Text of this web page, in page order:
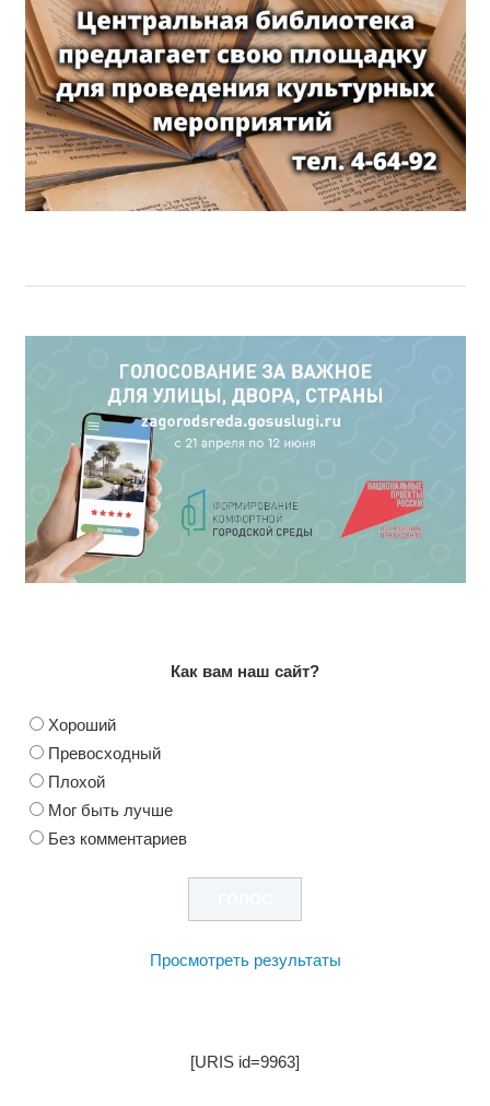
Как вам наш сайт?
Хороший
Превосходный
Плохой
Мог быть лучше
Без комментариев
Просмотреть результаты
[URIS id=9963]